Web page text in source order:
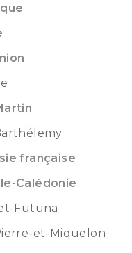
française
Calédonie
Futuna
et-Miquelon